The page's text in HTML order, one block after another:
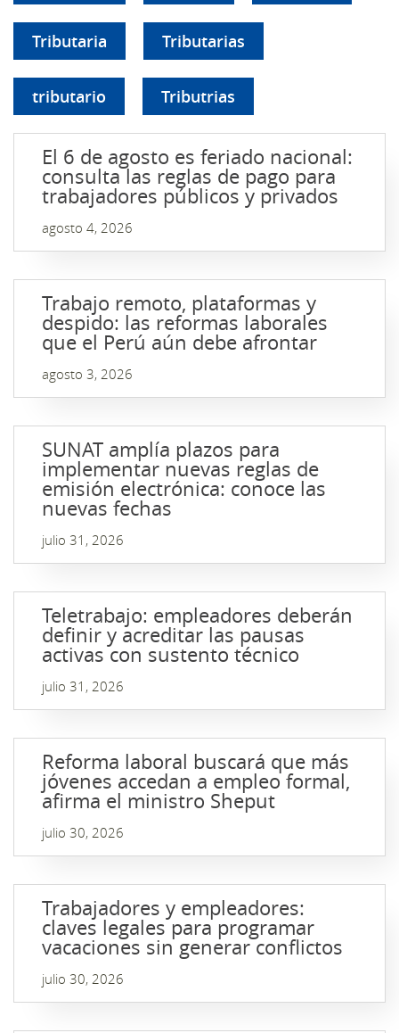
Tributaria Tributarias
tributario Tributrias
El 6 de agosto es feriado nacional:
consulta las reglas de pago para
trabajadores públicos y privados
agosto 4, 2026
Trabajo remoto, plataformas y
despido: las reformas laborales
que el Perú aún debe afrontar
agosto 3, 2026
SUNAT amplía plazos para
implementar nuevas reglas de
emisión electrónica: conoce las
nuevas fechas
julio 31, 2026
Teletrabajo: empleadores deberán
definir y acreditar las pausas
activas con sustento técnico
julio 31, 2026
Reforma laboral buscará que más
jóvenes accedan a empleo formal,
afirma el ministro Sheput
julio 30, 2026
Trabajadores y empleadores:
claves legales para programar
vacaciones sin generar conflictos
julio 30, 2026